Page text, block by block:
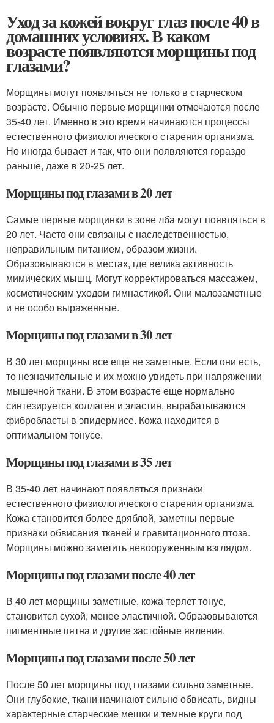
Уход за кожей вокруг глаз после 40 в
домашних условиях. В каком
возрасте появляются морщины под
глазами?
Морщины могут появляться не только в старческом
возрасте. Обычно первые морщинки отмечаются после
35-40 лет. Именно в это время начинаются процессы
естественного физиологического старения организма.
Но иногда бывает и так, что они появляются гораздо
раньше, даже в 20-25 лет.
Морщины под глазами в 20 лет
Самые первые морщинки в зоне лба могут появляться в
20 лет. Часто они связаны с наследственностью,
неправильным питанием, образом жизни.
Образовываются в местах, где велика активность
мимических мышц. Могут корректироваться массажем,
косметическим уходом гимнастикой. Они малозаметные
и не особо выраженные.
Морщины под глазами в 30 лет
В 30 лет морщины все еще не заметные. Если они есть,
то незначительные и их можно увидеть при напряжении
мышечной ткани. В этом возрасте еще нормально
синтезируется коллаген и эластин, вырабатываются
фибробласты в эпидермисе. Кожа находится в
оптимальном тонусе.
Морщины под глазами в 35 лет
В 35-40 лет начинают появляться признаки
естественного физиологического старения организма.
Кожа становится более дряблой, заметны первые
признаки обвисания тканей и гравитационного птоза.
Морщины можно заметить невооруженным взглядом.
Морщины под глазами после 40 лет
В 40 лет морщины заметные, кожа теряет тонус,
становится сухой, менее эластичной. Образовываются
пигментные пятна и другие застойные явления.
Морщины под глазами после 50 лет
После 50 лет морщины под глазами сильно заметные.
Они глубокие, ткани начинают сильно обвисать, видны
характерные старческие мешки и темные круги под